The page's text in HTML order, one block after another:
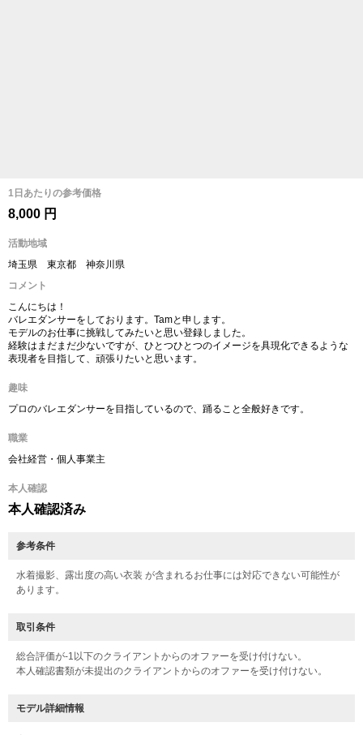
1日あたりの参考価格
8,000 円
活動地域
埼玉県 東京都 神奈川県
コメント
こんにちは！
バレエダンサーをしております。Tamと申します。
モデルのお仕事に挑戦してみたいと思い登録しました。
経験はまだまだ少ないですが、ひとつひとつのイメージを具現化できるような
表現者を目指して、頑張りたいと思います。
趣味
プロのバレエダンサーを目指しているので、踊ること全般好きです。
職業
会社経営・個人事業主
本人確認
本人確認済み
参考条件
水着撮影、露出度の高い衣装 が含まれるお仕事には対応できない可能性が
あります。
取引条件
総合評価が-1以下のクライアントからのオファーを受け付けない。
本人確認書類が未提出のクライアントからのオファーを受け付けない。
モデル詳細情報